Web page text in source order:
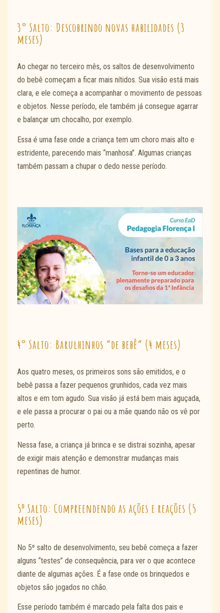
3° Salto: Descobrindo novas habilidades (3
meses)
Ao chegar no terceiro mês, os saltos de desenvolvimento
do bebê começam a ficar mais nítidos. Sua visão está mais
clara, e ele começa a acompanhar o movimento de pessoas
e objetos. Nesse período, ele também já consegue agarrar
e balançar um chocalho, por exemplo.
Essa é uma fase onde a criança tem um choro mais alto e
estridente, parecendo mais “manhosa”. Algumas crianças
também passam a chupar o dedo nesse período.
4° Salto: Barulhinhos “de bebê” (4 meses)
Aos quatro meses, os primeiros sons são emitidos, e o
bebê passa a fazer pequenos grunhidos, cada vez mais
altos e em tom agudo. Sua visão já está bem mais aguçada,
e ele passa a procurar o pai ou a mãe quando não os vê por
perto.
Nessa fase, a criança já brinca e se distrai sozinha, apesar
de exigir mais atenção e demonstrar mudanças mais
repentinas de humor.
5º Salto: Compreendendo as ações e reações (5
meses)
No 5º salto de desenvolvimento, seu bebê começa a fazer
alguns “testes” de consequência, para ver o que acontece
diante de algumas ações. É a fase onde os brinquedos e
objetos são jogados no chão.
Esse período também é marcado pela falta dos pais e